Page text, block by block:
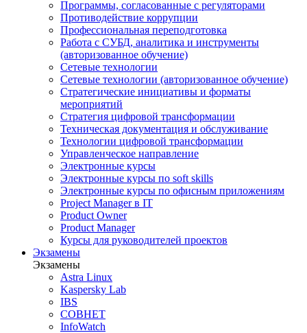
Программы, согласованные с регуляторами
Противодействие коррупции
Профессиональная переподготовка
Работа с СУБД, аналитика и инструменты
(авторизованное обучение)
Сетевые технологии
Сетевые технологии (авторизованное обучение)
Стратегические инициативы и форматы
мероприятий
Стратегия цифровой трансформации
Техническая документация и обслуживание
Технологии цифровой трансформации
Управленческое направление
Электронные курсы
Электронные курсы по soft skills
Электронные курсы по офисным приложениям
Project Manager в IT
Product Owner
Product Manager
Курсы для руководителей проектов
Экзамены
Экзамены
Astra Linux
Kaspersky Lab
IBS
СОВНЕТ
InfoWatch